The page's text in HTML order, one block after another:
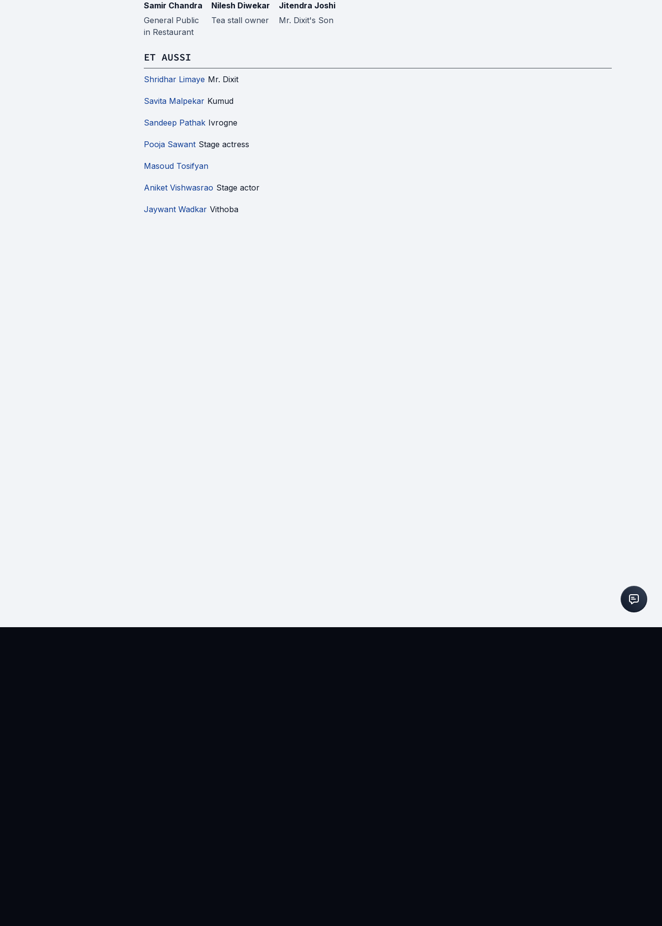
Samir Chandra
General Public
in Restaurant
Nilesh Diwekar
Tea stall owner
Jitendra Joshi
Mr. Dixit's Son
ET AUSSI
Shridhar Limaye Mr. Dixit
Savita Malpekar Kumud
Sandeep Pathak Ivrogne
Pooja Sawant Stage actress
Masoud Tosifyan
Aniket Vishwasrao Stage actor
Jaywant Wadkar Vithoba